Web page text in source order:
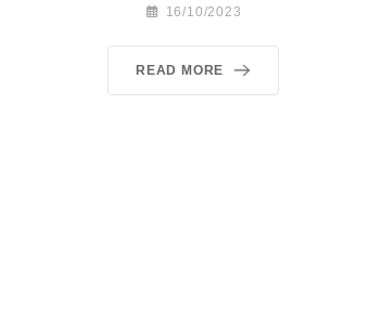
16/10/2023
READ MORE